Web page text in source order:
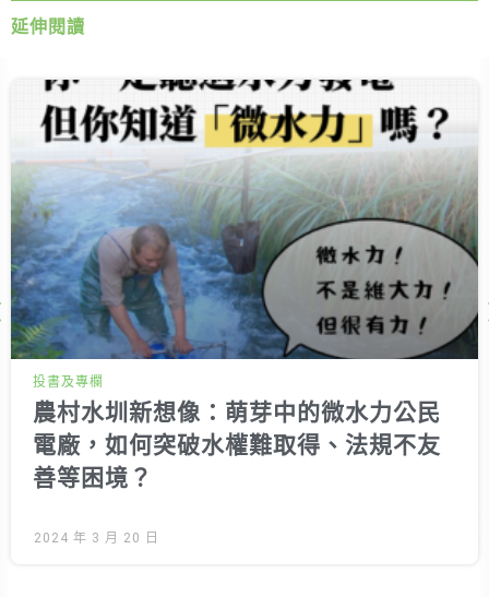
延伸閱讀
投書及專欄
農村水圳新想像：萌芽中的微水力公民
電廠，如何突破水權難取得、法規不友
善等困境？
2024 年 3 月 20 日
Next